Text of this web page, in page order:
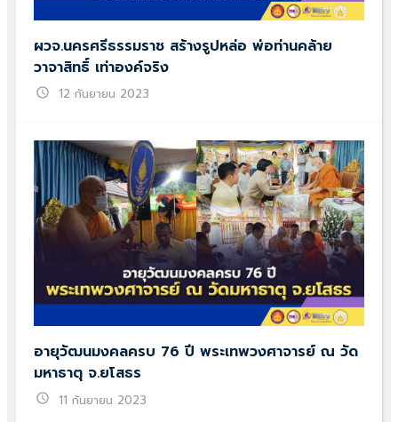
ผวจ.นครศรีธรรมราช สร้างรูปหล่อ พ่อท่านคล้าย
วาจาสิทธิ์ เท่าองค์จริง
schedule 12 กันยายน 2023
อายุวัฒนมงคลครบ 76 ปี พระเทพวงศาจารย์ ณ วัด
มหาธาตุ จ.ยโสธร
schedule 11 กันยายน 2023